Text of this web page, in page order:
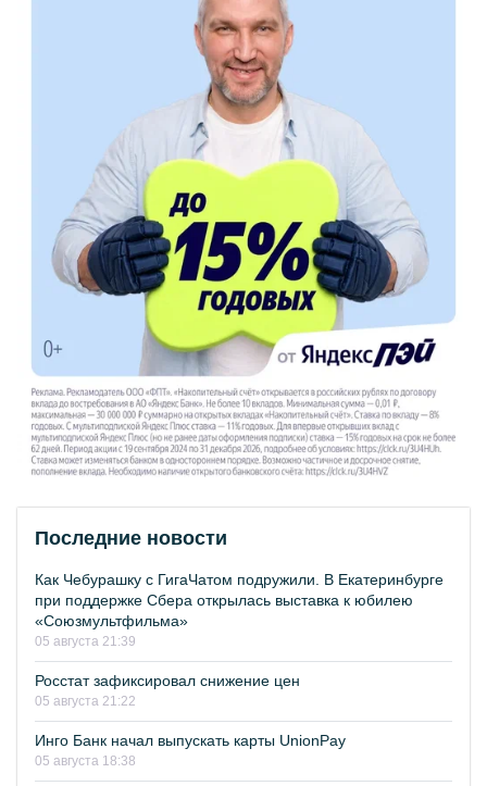
Последние новости
Как Чебурашку с ГигаЧатом подружили. В Екатеринбурге
при поддержке Сбера открылась выставка к юбилею
«Союзмультфильма»
05 августа 21:39
Росстат зафиксировал снижение цен
05 августа 21:22
Инго Банк начал выпускать карты UnionPay
05 августа 18:38